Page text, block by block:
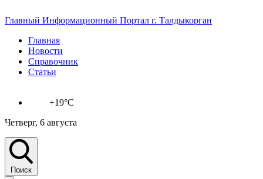
Главный Информационный Портал г. Талдыкорган
Главная
Новости
Справочник
Статьи
+19°C
Четверг, 6 августа
Поиск